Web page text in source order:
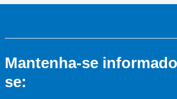
Mantenha-se
se: